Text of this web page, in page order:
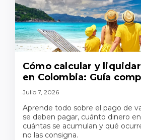
Cómo calcular y
en Colombia: Guía
Julio 7, 2026
Aprende todo sobre el pago de
se deben pagar, cuánto dinero
cuántas se acumulan y qué
no las consigna.